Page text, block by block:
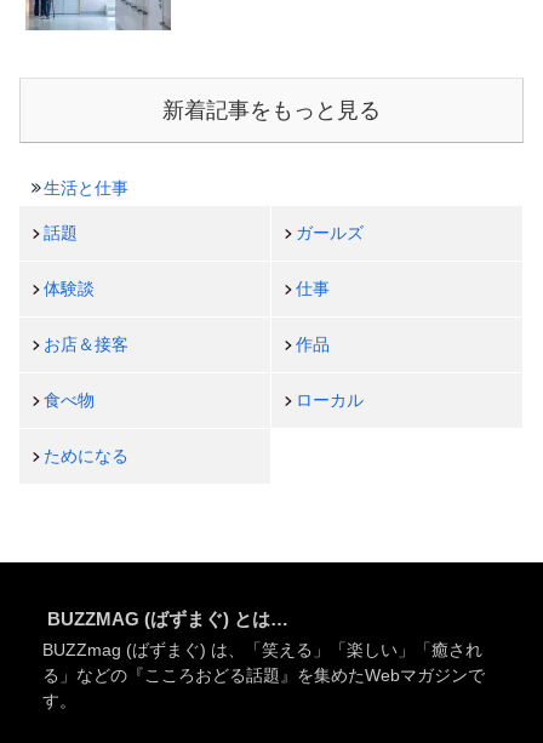
新着記事をもっと見る
生活と仕事
話題 ガールズ
体験談 仕事
お店＆接客 作品
食べ物 ローカル
ためになる
BUZZMAG (ばずまぐ) とは…
BUZZmag (ばずまぐ) は、「笑える」「楽しい」「癒され
る」などの『こころおどる話題』を集めたWebマガジンで
す。